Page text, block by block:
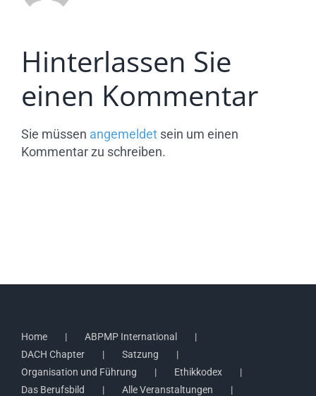
Hinterlassen Sie
einen Kommentar
Sie müssen angemeldet sein um einen
Kommentar zu schreiben.
Home
ABPMP International
DACH Chapter
Satzung
Organisation und Führung
Ethikkodex
Das Berufsbild
Alle Veranstaltungen